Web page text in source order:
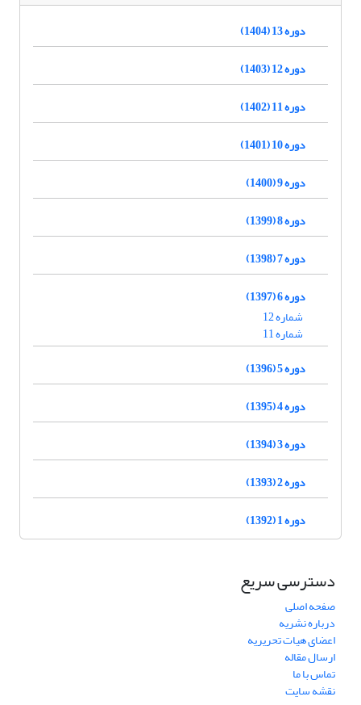
دوره 13 (1404)
دوره 12 (1403)
دوره 11 (1402)
دوره 10 (1401)
دوره 9 (1400)
دوره 8 (1399)
دوره 7 (1398)
دوره 6 (1397)
شماره 12
شماره 11
دوره 5 (1396)
دوره 4 (1395)
دوره 3 (1394)
دوره 2 (1393)
دوره 1 (1392)
دسترسی سریع
صفحه اصلی
درباره نشریه
اعضای هیات تحریریه
ارسال مقاله
تماس با ما
نقشه سایت